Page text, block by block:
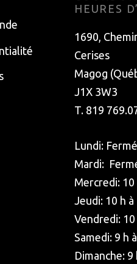
HEURES
1690,
Cerises
Magog
J1X 3W3
T. 819
Lundi: Fermé
Mardi:
Mercredi: 10
Jeudi: 10 h à
Vendredi: 10
Samedi: 9 h
Dimanche: 9